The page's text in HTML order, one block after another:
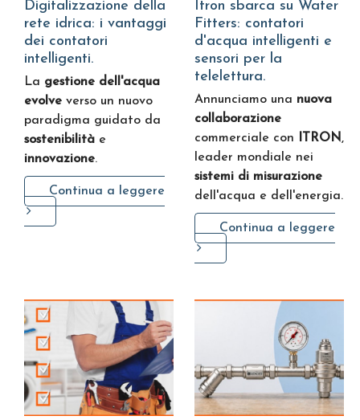
Digitalizzazione della
rete idrica: i vantaggi
dei contatori
intelligenti.
La gestione dell'acqua
evolve verso un nuovo
paradigma guidato da
sostenibilità e
innovazione.
Continua a leggere
Itron sbarca su Water
Fitters: contatori
d'acqua intelligenti e
sensori per la
telelettura.
Annunciamo una nuova
collaborazione
commerciale con ITRON,
leader mondiale nei
sistemi di misurazione
dell'acqua e dell'energia.
Continua a leggere